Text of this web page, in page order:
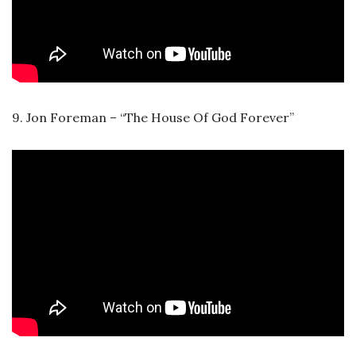
9. Jon Foreman – “The House Of God Forever”